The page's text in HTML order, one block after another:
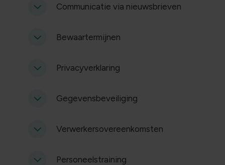
Communicatie via nieuwsbrieven
Bewaartermijnen
Privacyverklaring
Gegevensbeveiliging
Verwerkersovereenkomsten
Personeelstraining